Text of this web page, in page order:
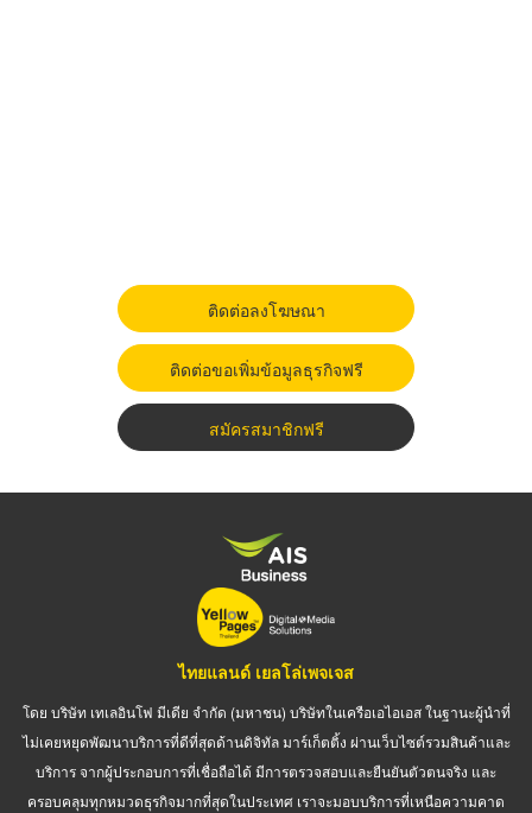
ติดต่อลงโฆษณา
ติดต่อขอเพิ่มข้อมูลธุรกิจฟรี
สมัครสมาชิกฟรี
ไทยแลนด์ เยลโล่เพจเจส
โดย บริษัท เทเลอินโฟ มีเดีย จำกัด (มหาชน) บริษัทในเครือเอไอเอส ในฐานะผู้นำที่
ไม่เคยหยุดพัฒนาบริการที่ดีที่สุดด้านดิจิทัล มาร์เก็ตติ้ง ผ่านเว็บไซต์รวมสินค้าและ
บริการ จากผู้ประกอบการที่เชื่อถือได้ มีการตรวจสอบและยืนยันตัวตนจริง และ
ครอบคลุมทุกหมวดธุรกิจมากที่สุดในประเทศ เราจะมอบบริการที่เหนือความคาด